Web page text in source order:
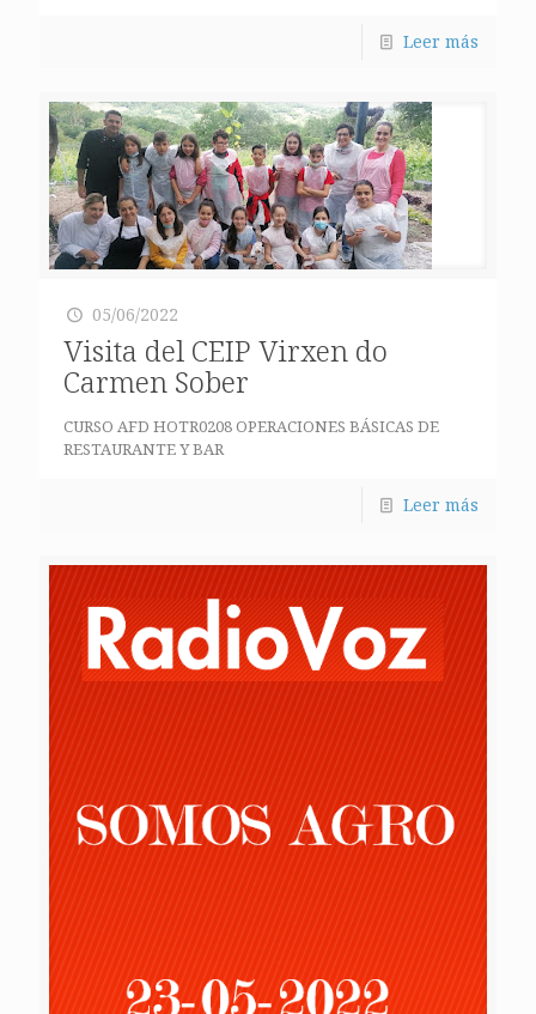
Leer más
05/06/2022
Visita del CEIP Virxen do
Carmen Sober
CURSO AFD HOTR0208 OPERACIONES BÁSICAS DE
RESTAURANTE Y BAR
Leer más